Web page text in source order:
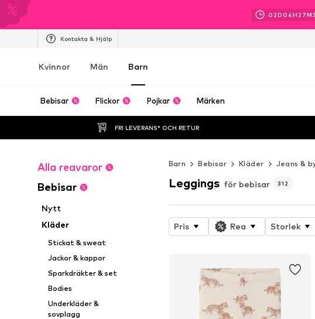
02D 04H 27M
Kontakta & Hjälp
Kvinnor Män Barn
Bebisar Flickor Pojkar Märken
FRI LEVERANS* OCH RETUR
Alla reavaror
Bebisar
Nytt
Kläder
Stickat & sweat
Jackor & kappor
Sparkdräkter & set
Bodies
Underkläder &
sovplagg
Barn Bebisar Kläder Jeans &
Leggings för bebisar 312
Pris Rea Storlek